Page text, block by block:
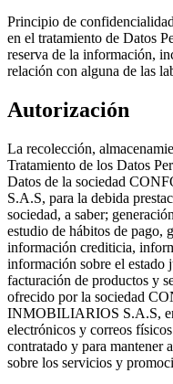
Principio de
en el tratamiento de Datos
reserva de la información,
relación con alguna de las
Autorización
La recolección,
Tratamiento de los Datos
Datos de la sociedad
S.A.S, para la debida
sociedad, a saber;
estudio de hábitos de pago,
información crediticia,
información sobre el
facturación de productos y
ofrecido por la sociedad
INMOBILIARIOS S.A.S,
electrónicos y correos
contratado y para mantener
sobre los servicios y